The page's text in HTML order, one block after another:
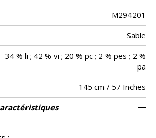
M294201
Sable
34 % li ; 42 % vi ; 20 % pc ; 2 % pes ; 2 %
pa
145 cm / 57 Inches
100000
Siège à usage intensif : >40,000 cycles
(Martindale) et/ou >30,000 doubles rubs
50000
De large
690
aw - 0.15
Belgique